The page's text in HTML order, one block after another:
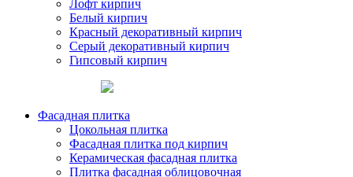
Лофт кирпич
Белый кирпич
Красный декоративный кирпич
Серый декоративный кирпич
Гипсовый кирпич
Фасадная плитка
Цокольная плитка
Фасадная плитка под кирпич
Керамическая фасадная плитка
Плитка фасадная облицовочная